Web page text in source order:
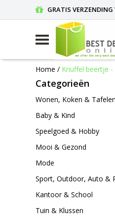
GRATIS
Home / Knuffel beertje
Categorieën
Wonen, Koken & Tafelen
Baby & Kind
Speelgoed & Hobby
Mooi & Gezond
Mode
Sport, Outdoor, Auto &
Kantoor & School
Tuin & Klussen